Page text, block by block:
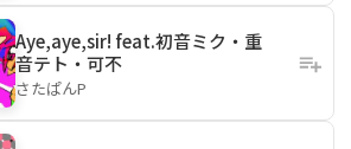
Aye,aye,sir! feat.初音ミク・重
音テト・可不
さたぱんP